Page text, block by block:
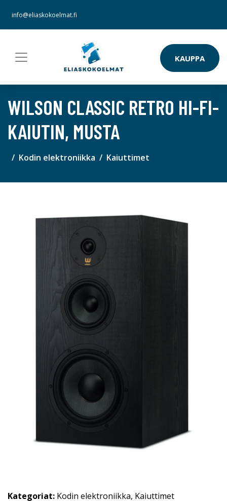
info@eliaskokoelmat.fi
KAUPPA
WILSON CLASSIC RETRO HI-FI-
KAIUTIN, MUSTA
Kodin elektroniikka Kaiuttimet
Kategoriat: Kodin elektroniikka, Kaiuttimet